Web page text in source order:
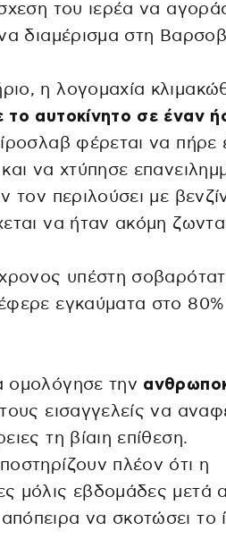
του ιερέα να
διαμέρισμα στη
η λογομαχία
αυτοκίνητο σε έναν
φέρεται να πήρε
να χτύπησε
περιλούσει με
να ήταν ακόμη
υπέστη
εγκαύματα στο 80%
ομολόγησε την
εισαγγελείς να
τη βίαιη επίθεση.
πλέον ότι η
μόλις εβδομάδες μετά
να σκοτώσει το